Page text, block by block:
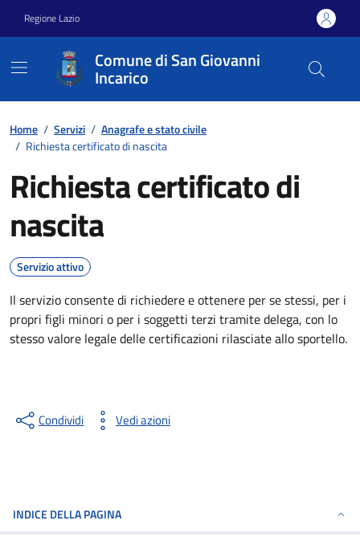
Regione Lazio
Comune di San Giovanni
Incarico
Home / Servizi / Anagrafe e stato civile
/ Richiesta certificato di nascita
Richiesta certificato di
nascita
Servizio attivo
Il servizio consente di richiedere e ottenere per se stessi, per i
propri figli minori o per i soggetti terzi tramite delega, con lo
stesso valore legale delle certificazioni rilasciate allo sportello.
Condividi Vedi azioni
INDICE DELLA PAGINA